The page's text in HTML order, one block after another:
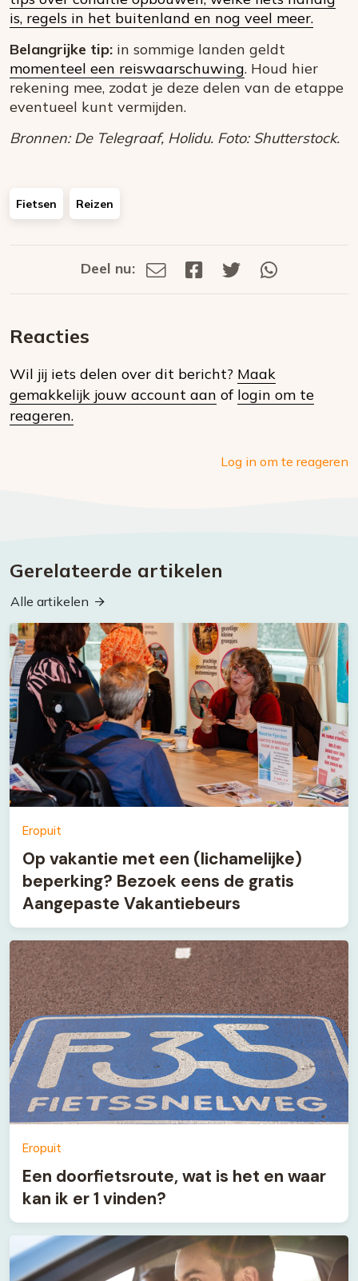
is, regels in het buitenland en nog veel meer.
Belangrijke tip: in sommige landen geldt
momenteel een reiswaarschuwing. Houd hier
rekening mee, zodat je deze delen van de etappe
eventueel kunt vermijden.
Bronnen: De Telegraaf, Holidu. Foto: Shutterstock.
Fietsen Reizen
Deel
social
Deel nu:
Deel
Deel
Deel
Reacties
Wil jij iets delen over dit bericht? Maak
gemakkelijk jouw account aan of login om te
reageren.
Log in om te reageren
Gerelateerde artikelen
Alle artikelen
Eropuit
Op vakantie met een (lichamelijke)
beperking? Bezoek eens de gratis
Aangepaste Vakantiebeurs
Eropuit
Een doorfietsroute, wat is het en waar
kan ik er 1 vinden?